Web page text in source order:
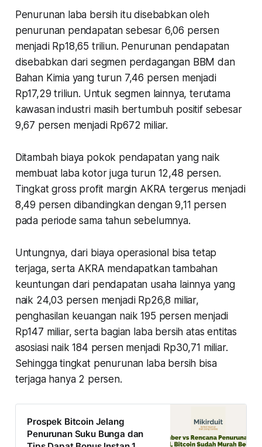
Penurunan laba bersih itu disebabkan oleh
penurunan pendapatan sebesar 6,06 persen
menjadi Rp18,65 triliun. Penurunan pendapatan
disebabkan dari segmen perdagangan BBM dan
Bahan Kimia yang turun 7,46 persen menjadi
Rp17,29 triliun. Untuk segmen lainnya, terutama
kawasan industri masih bertumbuh positif sebesar
9,67 persen menjadi Rp672 miliar.
Ditambah biaya pokok pendapatan yang naik
membuat laba kotor juga turun 12,48 persen.
Tingkat gross profit margin AKRA tergerus menjadi
8,49 persen dibandingkan dengan 9,11 persen
pada periode sama tahun sebelumnya.
Untungnya, dari biaya operasional bisa tetap
terjaga, serta AKRA mendapatkan tambahan
keuntungan dari pendapatan usaha lainnya yang
naik 24,03 persen menjadi Rp26,8 miliar,
penghasilan keuangan naik 195 persen menjadi
Rp147 miliar, serta bagian laba bersih atas entitas
asosiasi naik 184 persen menjadi Rp30,71 miliar.
Sehingga tingkat penurunan laba bersih bisa
terjaga hanya 2 persen.
Prospek Bitcoin Jelang
Penurunan Suku Bunga dan